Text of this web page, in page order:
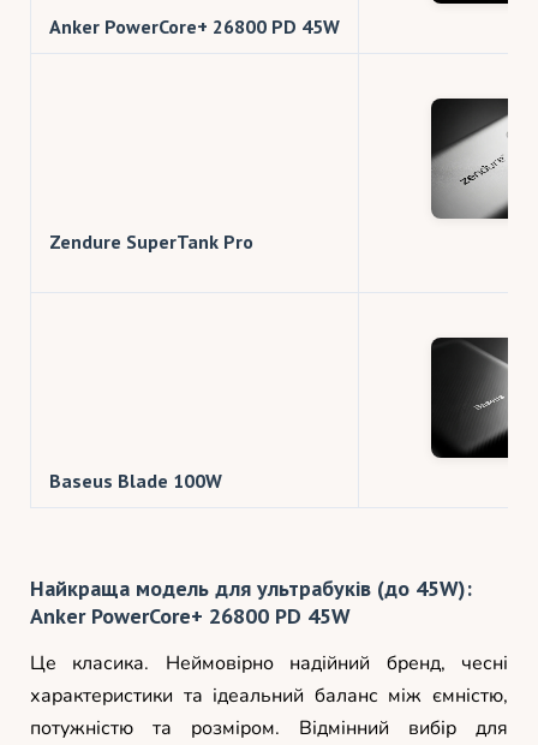
Anker PowerCore+ 26800 PD 45W
Zendure SuperTank Pro
Baseus Blade 100W
Найкраща модель для ультрабуків (до 45W):
Anker PowerCore+ 26800 PD 45W
Це класика. Неймовірно надійний бренд, чесні
характеристики та ідеальний баланс між ємністю,
потужністю та розміром. Відмінний вибір для